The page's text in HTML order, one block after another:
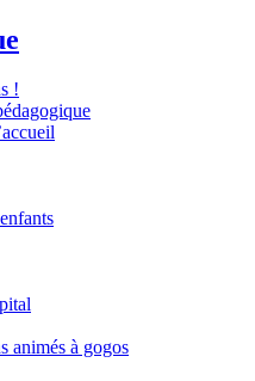
!
animés à gogos